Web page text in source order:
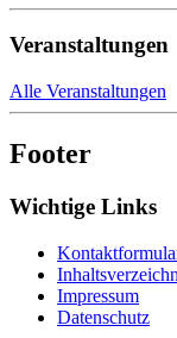
Veranstaltungen
Alle Veranstaltungen
Footer
Wichtige Links
Impressum
Datenschutz